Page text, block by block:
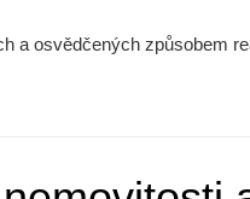
a osvědčených způsobem